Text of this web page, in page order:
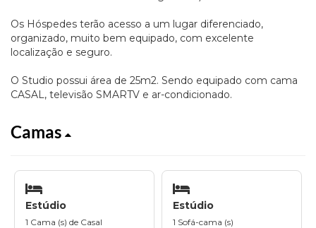
Os Hóspedes terão acesso a um lugar diferenciado,
organizado, muito bem equipado, com excelente
localização e seguro.
O Studio possui área de 25m2. Sendo equipado com cama
CASAL, televisão SMARTV e ar-condicionado.
Camas
Estúdio
1 Cama (s) de Casal
Estúdio
1 Sofá-cama (s)